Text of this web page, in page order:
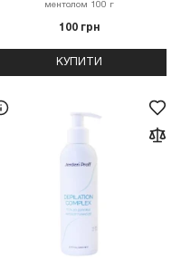
ментолом 100 г
100 грн
КУПИТИ